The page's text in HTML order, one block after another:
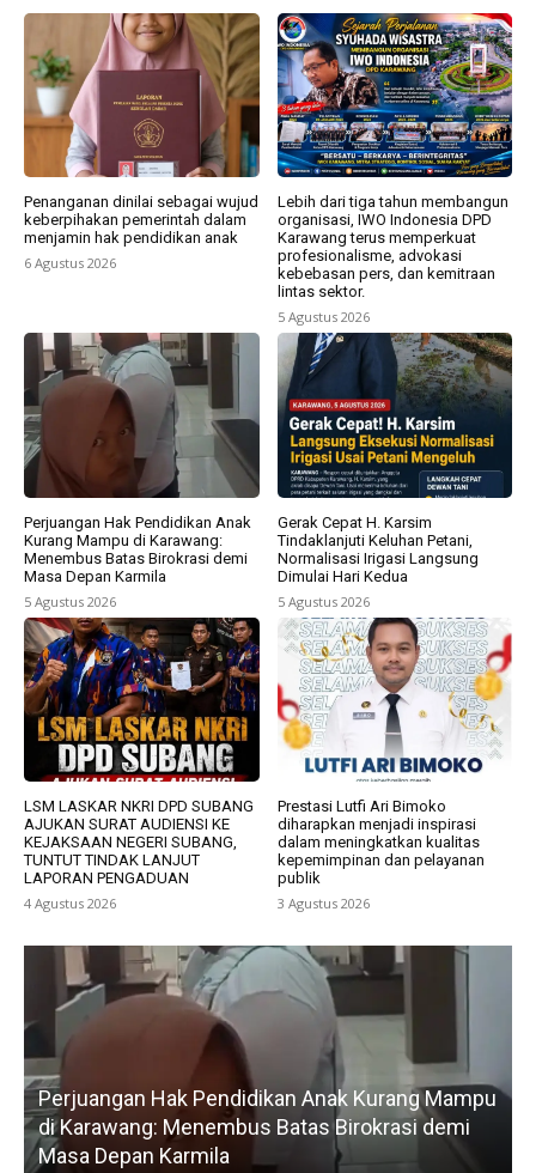
Penanganan dinilai sebagai wujud
keberpihakan pemerintah dalam
menjamin hak pendidikan anak
6 Agustus 2026
Lebih dari tiga tahun membangun
organisasi, IWO Indonesia DPD
Karawang terus memperkuat
profesionalisme, advokasi
kebebasan pers, dan kemitraan
lintas sektor.
5 Agustus 2026
Perjuangan Hak Pendidikan Anak
Kurang Mampu di Karawang:
Menembus Batas Birokrasi demi
Masa Depan Karmila
5 Agustus 2026
Gerak Cepat H. Karsim
Tindaklanjuti Keluhan Petani,
Normalisasi Irigasi Langsung
Dimulai Hari Kedua
5 Agustus 2026
LSM LASKAR NKRI DPD SUBANG
AJUKAN SURAT AUDIENSI KE
KEJAKSAAN NEGERI SUBANG,
TUNTUT TINDAK LANJUT
LAPORAN PENGADUAN
4 Agustus 2026
Prestasi Lutfi Ari Bimoko
diharapkan menjadi inspirasi
dalam meningkatkan kualitas
kepemimpinan dan pelayanan
publik
3 Agustus 2026
Kurang Mampu
demi
Gerak Cepat H. Karsim Tindaklanjuti
Petani, Normalisasi Irigasi Langsung
Kedua